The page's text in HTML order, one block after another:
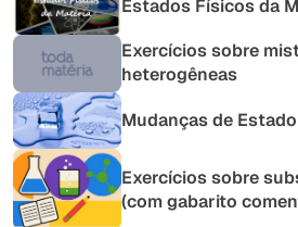
Estados Físicos da
Exercícios sobre
heterogêneas
Mudanças de
Exercícios sobre
(com gabarito